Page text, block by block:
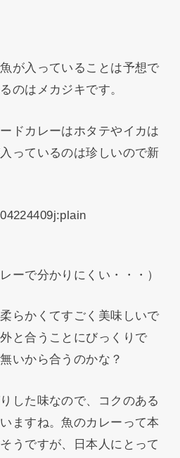
が入っていることは予想で
のはメカジキです。
ドカレーはホタテやイカは
っているのは珍しいので新
ーで分かりにくい・・・）
らかくてすごく美味しいで
と合うことにびっくりで
いから合うのかな？
した味なので、コクのある
ますね。魚のカレーって本
うですが、日本人にとって